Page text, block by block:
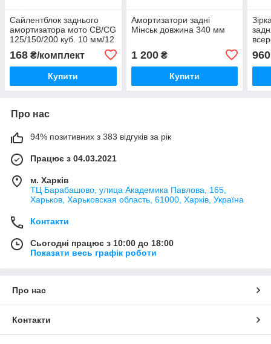
Сайлентблок заднього
амортизатора мото CB/CG
125/150/200 куб. 10 мм/12
168 ₴/комплект
Купити
Амортизатори задні
Мінськ довжина 340 мм
1 200₴
Купити
35
960
Про нас
94% позитивних з 383 відгуків за рік
Працює з 04.03.2021
м. Харків
ТЦ Барабашово, улица Академика Павлова, 165,
Харьков, Харьковская область, 61000, Харків, Україна
Контакти
Сьогодні працює з 10:00 до 18:00
Показати весь графік роботи
Про нас
Контакти